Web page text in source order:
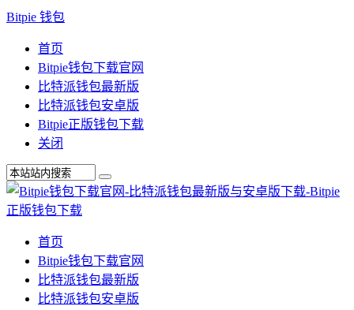
Bitpie 钱包
首页
Bitpie钱包下载官网
比特派钱包最新版
比特派钱包安卓版
Bitpie正版钱包下载
关闭
首页
Bitpie钱包下载官网
比特派钱包最新版
比特派钱包安卓版